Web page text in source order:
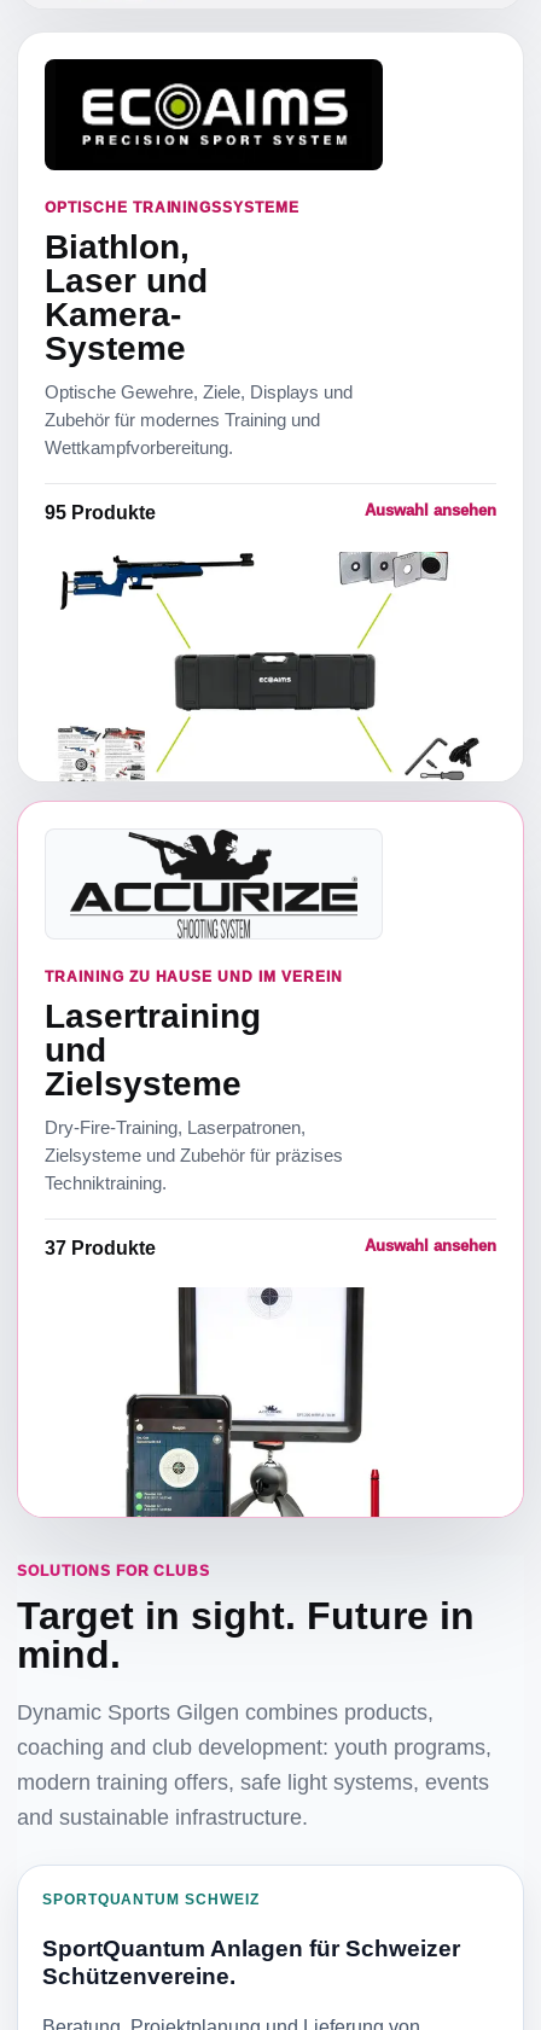
OPTISCHE TRAININGSSYSTEME
Biathlon,
Laser und
Kamera-
Systeme
Optische Gewehre, Ziele, Displays und
Zubehör für modernes Training und
Wettkampfvorbereitung.
95 Produkte Auswahl ansehen
TRAINING ZU HAUSE UND IM VEREIN
Lasertraining
und
Zielsysteme
Dry-Fire-Training, Laserpatronen,
Zielsysteme und Zubehör für präzises
Techniktraining.
37 Produkte Auswahl ansehen
SOLUTIONS FOR CLUBS
Target in sight. Future in
mind.
Dynamic Sports Gilgen combines products,
coaching and club development: youth programs,
modern training offers, safe light systems, events
and sustainable infrastructure.
SPORTQUANTUM SCHWEIZ
SportQuantum Anlagen für Schweizer
Schützenvereine.